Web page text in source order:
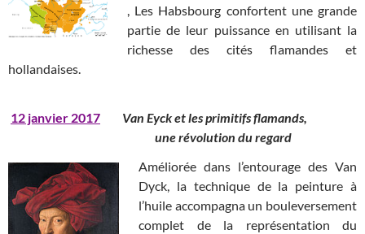
, Les Habsbourg confortent une grande
partie de leur puissance en utilisant la
richesse des cités flamandes et
hollandaises.
12 janvier 2017
Van Eyck et les primitifs flamands,
une révolution du regard
Améliorée dans l’entourage des Van
Dyck, la technique de la peinture à
l’huile accompagna un bouleversement
complet de la représentation du